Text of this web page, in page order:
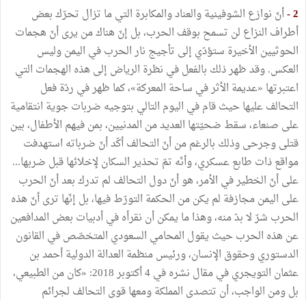
2 - أنّ نوازع الشوفينية والعناد والمكابرة التي ما تزال تحرّك بعض
أطراف النزاع لن تسمح بوقف الحرب، بل إنّ هناك من يرى أنّ هجمات
الحوثيين الأخيرة ستؤدّي إلى تأجيج نار الحرب في اليمن وليس
العكس. وقد ظهر ذلك بالفعل في نظرة الرياض إلى هذه الهجمات التي
اعتبرتها «عديمة الأثر في ساحة المعركة»، كما ظهر في ردّة فعل
التحالف عليها حيث قام في اليوم التالي بتوجيه ضربات جوية انتقامية
على صنعاء، سقط ضحيّتها العديد من المدنيين، بمن فيهم الأطفال، بين
قتلى وجرحى وذلك بالرغم من أنّ التحالف أكّد أنّ ضرباته استهدفت
مواقع ذات طابع عسكري، وأنّه تمّ تحذير السكان لإخلائها قبل ضربها...
على أنّ الخطير في الأمر، هو أنّ دول التحالف لم تدرك بعد أنّ الحرب
على اليمن مجازفة لم يكن من الحكمة التورّط فيها، بل إنّها ترى أنّ هذه
الحرب شرّ لا بدّ منه، وهذا ما يمكن أن نقرأه في أدبيات بعض المدافعين
عن هذه الحرب حيث يقول المحامي السعودي المتخصّص في القانون
الدستوري وحقوق الإنسان، ورئيس منظمة العدالة الدولية أحمد بن
عثمان التويجري في مقال نشره في 4 أكتوبر 2018: «كان من الطبيعي،
بل ومن الواجب، أن تتصدى المملكة ومعها قوى التحالف لجرائم